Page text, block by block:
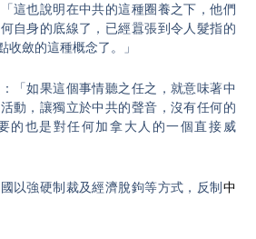
這也說明在中共的這種圈養之下，他們
自身的底線了，已經囂張到令人髮指的
收斂的這種概念了。」
「如果這個事情聽之任之，就意味著中
動，讓獨立於中共的聲音，沒有任何的
的也是對任何加拿大人的一個直接威
以強硬制裁及經濟脫鉤等方式，反制 中